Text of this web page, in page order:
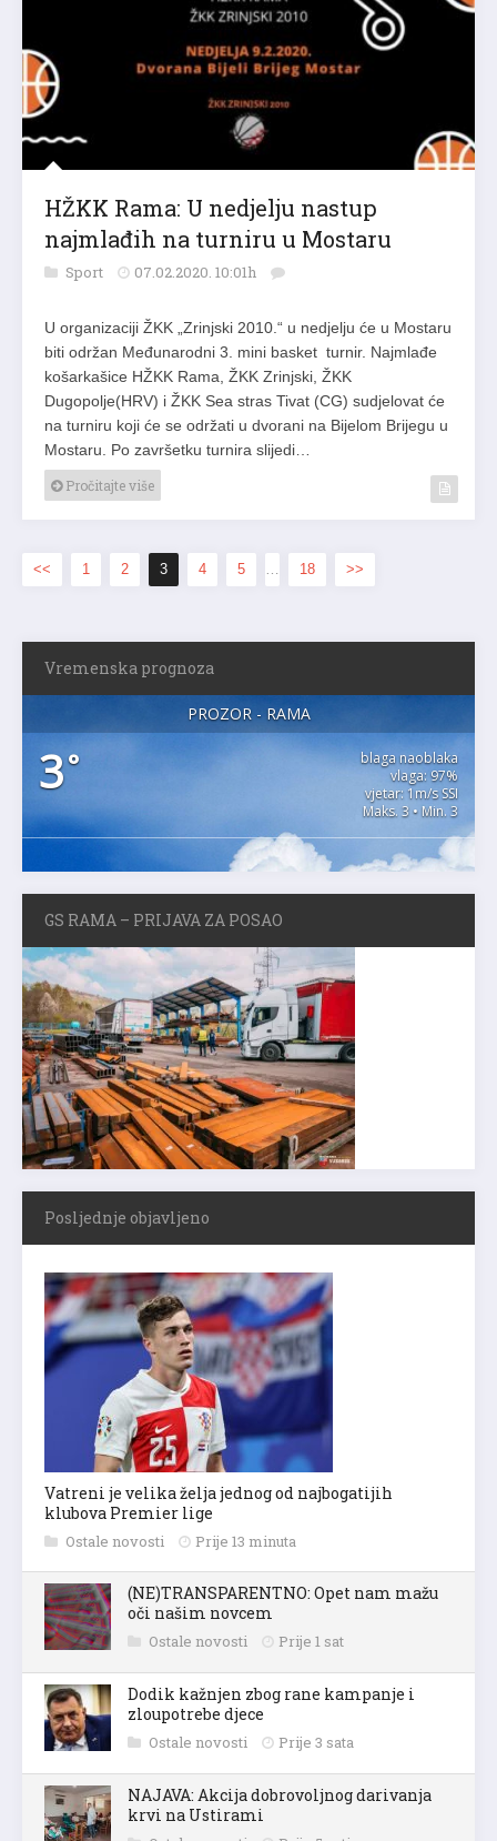
HŽKK Rama: U nedjelju nastup
najmlađih na turniru u Mostaru
Sport 07.02.2020. 10:01h
U organizaciji ŽKK „Zrinjski 2010.“ u nedjelju će u Mostaru
biti održan Međunarodni 3. mini basket turnir. Najmlađe
košarkašice HŽKK Rama, ŽKK Zrinjski, ŽKK
Dugopolje(HRV) i ŽKK Sea stras Tivat (CG) sudjelovat će
na turniru koji će se održati u dvorani na Bijelom Brijegu u
Mostaru. Po završetku turnira slijedi…
Pročitajte više
<< 1 2 3 4 5 … 18 >>
Vremenska prognoza
PROZOR - RAMA
3°
blaga naoblaka
vlaga: 97%
vjetar: 1m/s SSI
Maks. 3 • Min. 3
GS RAMA – PRIJAVA ZA POSAO
Posljednje objavljeno
Vatreni je velika želja jednog od najbogatijih
klubova Premier lige
Ostale novosti Prije 13 minuta
(NE)TRANSPARENTNO: Opet nam mažu
oči našim novcem
Ostale novosti Prije 1 sat
Dodik kažnjen zbog rane kampanje i
zloupotrebe djece
Ostale novosti Prije 3 sata
NAJAVA: Akcija dobrovoljnog darivanja
krvi na Ustirami